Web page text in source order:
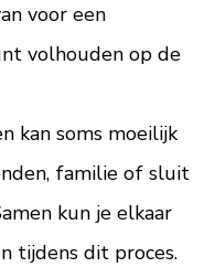
voor een
volhouden op de
kan soms moeilijk
familie of sluit
kun je elkaar
tijdens dit proces.